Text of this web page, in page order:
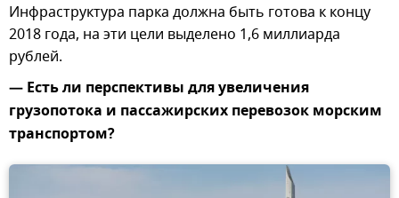
Инфраструктура парка должна быть готова к концу
2018 года, на эти цели выделено 1,6 миллиарда
рублей.
— Есть ли перспективы для увеличения
грузопотока и пассажирских перевозок морским
транспортом?